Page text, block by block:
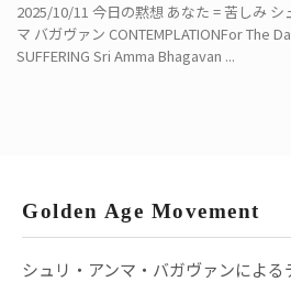
2025/10/11 今日の黙想 あなた = 苦しみ シ
マ バガヴァン CONTEMPLATIONFor The
SUFFERING Sri Amma Bhagavan ...
Golden Age Movement
シュリ・アンマ・バガヴァンによ